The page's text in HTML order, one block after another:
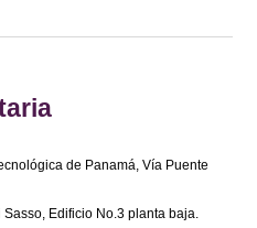
de Panamá, Vía Puente
Edificio No.3 planta baja.